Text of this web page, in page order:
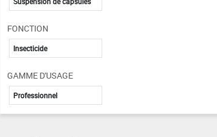
FONCTION
Insecticide
GAMME D'USAGE
Professionnel